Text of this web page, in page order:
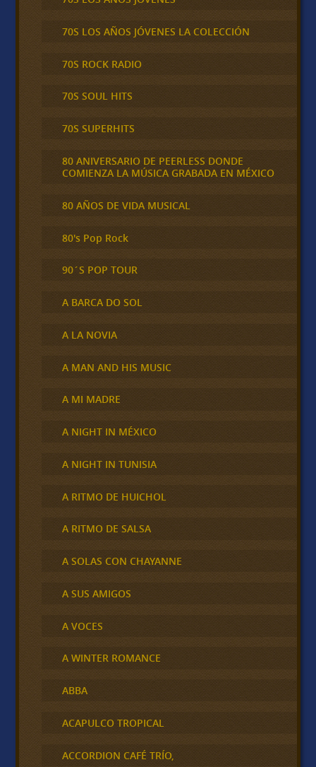
70S LOS AÑOS JÓVENES LA COLECCIÓN
70S ROCK RADIO
70S SOUL HITS
70S SUPERHITS
80 ANIVERSARIO DE PEERLESS DONDE
COMIENZA LA MÚSICA GRABADA EN MÉXICO
80 AÑOS DE VIDA MUSICAL
80's Pop Rock
90´S POP TOUR
A BARCA DO SOL
A LA NOVIA
A MAN AND HIS MUSIC
A MI MADRE
A NIGHT IN MÉXICO
A NIGHT IN TUNISIA
A RITMO DE HUICHOL
A RITMO DE SALSA
A SOLAS CON CHAYANNE
A SUS AMIGOS
A VOCES
A WINTER ROMANCE
ABBA
ACAPULCO TROPICAL
ACCORDION CAFÉ TRÍO,